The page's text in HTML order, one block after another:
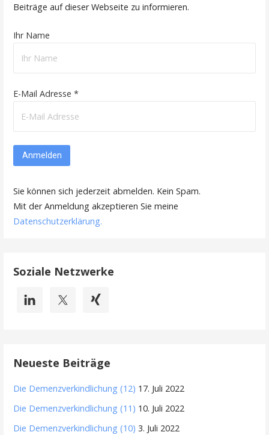
Beiträge auf dieser Webseite zu informieren.
Ihr Name
E-Mail Adresse *
Sie können sich jederzeit abmelden. Kein Spam.
Mit der Anmeldung akzeptieren Sie meine
Datenschutzerklärung.
Soziale Netzwerke
Neueste Beiträge
Die Demenzverkindlichung (12) 17. Juli 2022
Die Demenzverkindlichung (11) 10. Juli 2022
Die Demenzverkindlichung (10) 3. Juli 2022